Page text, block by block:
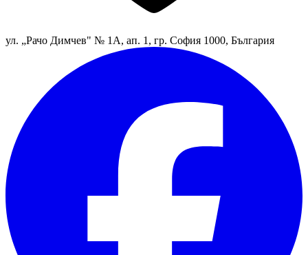
ул. „Рачо Димчев" № 1А, ап. 1, гр. София 1000, България